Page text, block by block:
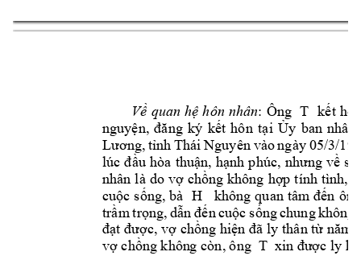
Về quan hệ hôn nhân: Ông T kết
nguyện, đăng ký kết hôn tại Ủy ban nhân
Lương, tỉnh Thái Nguyên vào ngày 05/3/19
lúc đầu hòa thuận, hạnh phúc, nhưng về
nhân là do vợ chồng không hợp tính tình,
cuộc sống, bà H không quan tâm đến
trầm trọng, dẫn đến cuộc sống chung không
đạt được, vợ chồng hiện đã ly thân từ năm
vợ chồng không còn, ông T xin được ly